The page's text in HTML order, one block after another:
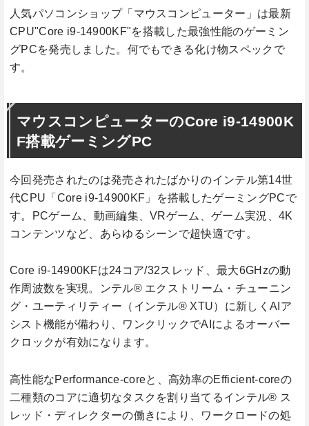
人気パソコンショップ「マウスコンピューター」は最新
CPU"Core i9-14900KF"を搭載した最強性能のゲーミン
グPCを発売しました。何でもできる化け物スペックで
す。
マウスコンピューターのCore i9-14900K
F搭載ゲーミングPC
今回発売されたのは発売されたばかりのインテル第14世
代CPU「Core i9-14900KF」を搭載したゲーミングPCで
す。PCゲーム、動画編集、VRゲーム、ゲーム実況、4K
コンテンツなど、あらゆるシーンで超快適です。
Core i9-14900KFは24コア/32スレッド、最大6GHzの動
作周波数を実現。ンテル® エクストリーム・チューニン
グ・ユーティリティー（インテル® XTU）に新しくAIア
シスト機能が備わり、ワンクリックでAIによるオーバー
クロックが有効になります。
高性能なPerformance-coreと、高効率のEfficient-coreの
二種類のコアに適切なタスクを割り当てるインテル® ス
レッド・ディレクターの働きにより、ワークロードの処